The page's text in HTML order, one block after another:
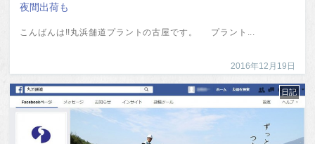
夜間出荷も
こんばんは!!丸浜舗道プラントの古屋です。 プラント...
2016年12月19日
日記